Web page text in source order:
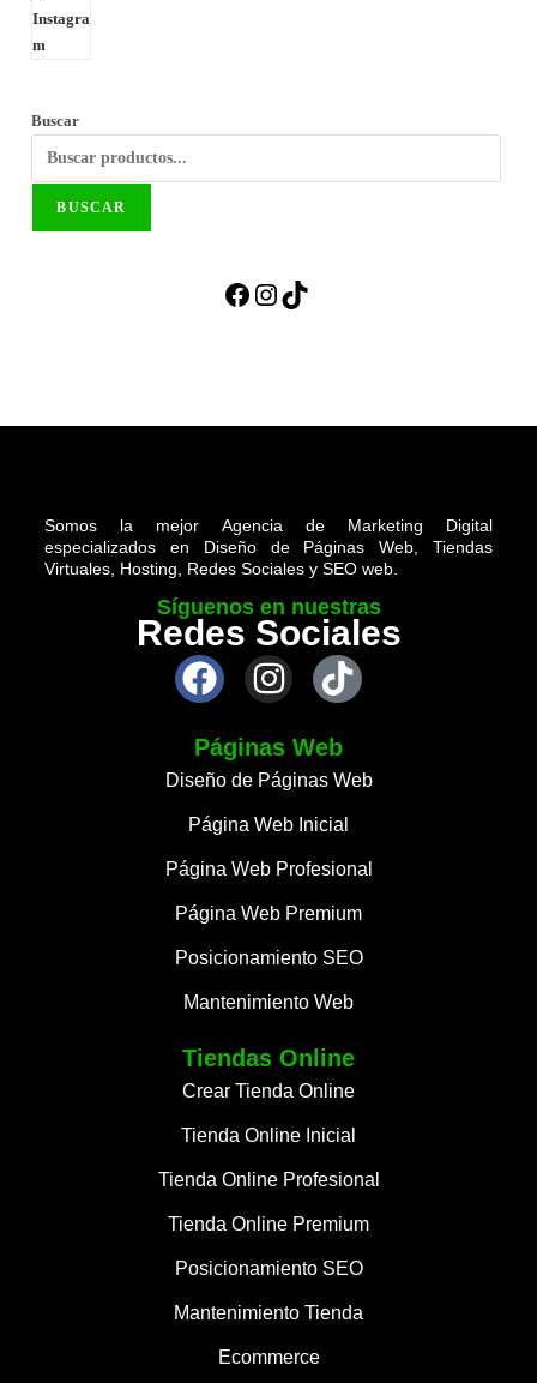
Buscar
BUSCAR
Somos la mejor Agencia de Marketing Digital
especializados en Diseño de Páginas Web, Tiendas
Virtuales, Hosting, Redes Sociales y SEO web.
Síguenos en nuestras
Redes Sociales
Páginas Web
Diseño de Páginas Web
Página Web Inicial
Página Web Profesional
Página Web Premium
Posicionamiento SEO
Mantenimiento Web
Tiendas Online
Crear Tienda Online
Tienda Online Inicial
Tienda Online Profesional
Tienda Online Premium
Posicionamiento SEO
Mantenimiento Tienda
Ecommerce